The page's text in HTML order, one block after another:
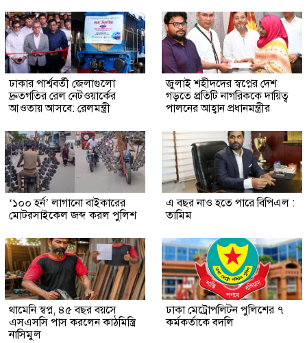
ঢাকার পার্শ্ববর্তী জেলাগুলো
দ্রুতগতির রেল নেটওয়ার্কের
আওতায় আসবে: রেলমন্ত্রী
জুলাই শহীদদের স্বপ্নের দেশ
গড়তে প্রতিটি নাগরিককে দায়িত্ব
পালনের আহ্বান প্রধানমন্ত্রীর
‘১০০ হর্ন’ লাগানো বাইকারের
মোটরসাইকেল জব্দ করল পুলিশ
এ বছর নাও হতে পারে বিপিএল :
তামিম
থামেনি স্বপ্ন, ৪৫ বছর বয়সে
এসএসসি পাস করলেন কাঠমিস্ত্রি
নাসিমুল
ঢাকা মেট্রোপলিটন পুলিশের ৭
কর্মকর্তাকে বদলি